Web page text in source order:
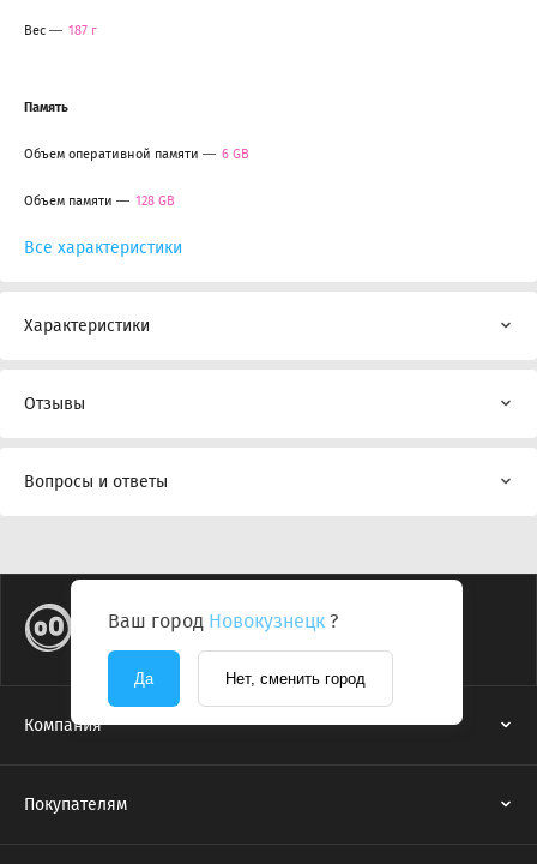
Вес 187 г
Память
Объем оперативной памяти 6 GB
Объем памяти 128 GB
Все характеристики
Характеристики
Отзывы
Вопросы и ответы
Ваш город Новокузнецк ?
Да Нет, сменить город
Компания
Покупателям